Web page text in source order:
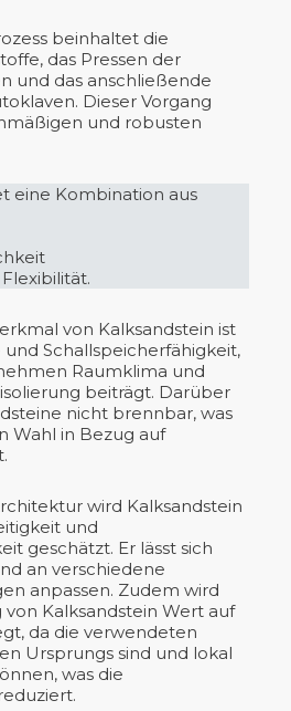
beinhaltet die
das Pressen der
und das anschließende
Dieser Vorgang
und robusten
eine Kombination aus
von Kalksandstein ist
Schallspeicherfähigkeit,
Raumklima und
beiträgt. Darüber
nicht brennbar, was
Wahl in Bezug auf
wird Kalksandstein
und
geschätzt. Er lässt sich
an verschiedene
anpassen. Zudem wird
Kalksandstein Wert auf
da die verwendeten
Ursprungs sind und lokal
was die